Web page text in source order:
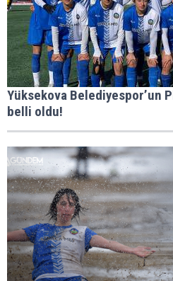
Yüksekova Belediyespor’un
belli oldu!